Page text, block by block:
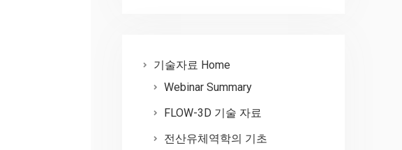
기술자료 Home
Webinar Summary
FLOW-3D 기술 자료
전산유체역학의 기초